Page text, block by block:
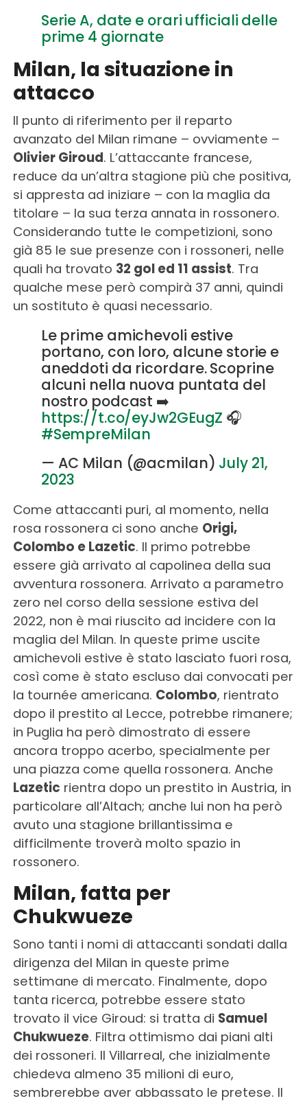
Serie A, date e orari ufficiali delle
prime 4 giornate
Milan, la situazione in
attacco
Il punto di riferimento per il reparto
avanzato del Milan rimane – ovviamente –
Olivier Giroud. L’attaccante francese,
reduce da un’altra stagione più che positiva,
si appresta ad iniziare – con la maglia da
titolare – la sua terza annata in rossonero.
Considerando tutte le competizioni, sono
già 85 le sue presenze con i rossoneri, nelle
quali ha trovato 32 gol ed 11 assist. Tra
qualche mese però compirà 37 anni, quindi
un sostituto è quasi necessario.
Le prime amichevoli estive
portano, con loro, alcune storie e
aneddoti da ricordare. Scoprine
alcuni nella nuova puntata del
nostro podcast ➡️
https://t.co/eyJw2GEugZ 🎧
#SempreMilan
— AC Milan (@acmilan) July 21,
2023
Come attaccanti puri, al momento, nella
rosa rossonera ci sono anche Origi,
Colombo e Lazetic. Il primo potrebbe
essere già arrivato al capolinea della sua
avventura rossonera. Arrivato a parametro
zero nel corso della sessione estiva del
2022, non è mai riuscito ad incidere con la
maglia del Milan. In queste prime uscite
amichevoli estive è stato lasciato fuori rosa,
così come è stato escluso dai convocati per
la tournée americana. Colombo, rientrato
dopo il prestito al Lecce, potrebbe rimanere;
in Puglia ha però dimostrato di essere
ancora troppo acerbo, specialmente per
una piazza come quella rossonera. Anche
Lazetic rientra dopo un prestito in Austria, in
particolare all’Altach; anche lui non ha però
avuto una stagione brillantissima e
difficilmente troverà molto spazio in
rossonero.
Milan, fatta per
Chukwueze
Sono tanti i nomi di attaccanti sondati dalla
dirigenza del Milan in queste prime
settimane di mercato. Finalmente, dopo
tanta ricerca, potrebbe essere stato
trovato il vice Giroud: si tratta di Samuel
Chukwueze. Filtra ottimismo dai piani alti
dei rossoneri. Il Villarreal, che inizialmente
chiedeva almeno 35 milioni di euro,
sembrerebbe aver abbassato le pretese. Il